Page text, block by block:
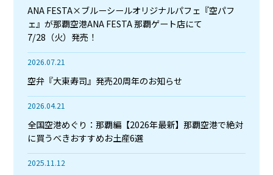
ANA FESTA×ブルーシールオリジナルパフェ『空パフ
ェ』が那覇空港ANA FESTA 那覇ゲート店にて
7/28（火）発売！
2026.07.21
空弁『大東寿司』発売20周年のお知らせ
2026.04.21
全国空港めぐり：那覇編【2026年最新】那覇空港で絶対
に買うべきおすすめお土産6選
2025.11.12